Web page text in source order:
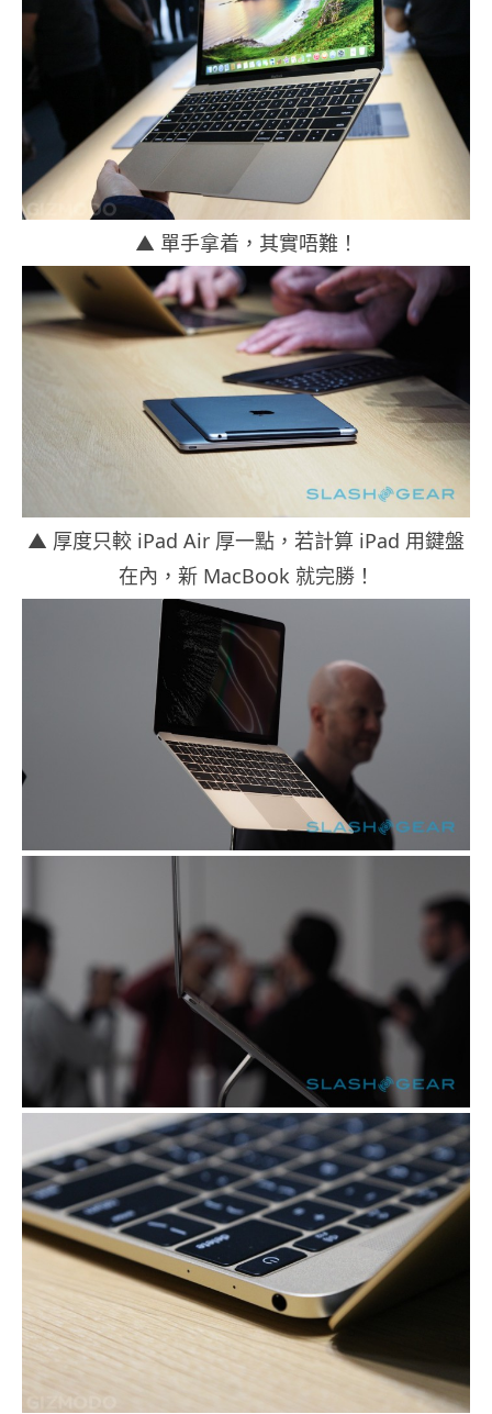
▲ 單手拿着，其實唔難！
▲ 厚度只較 iPad Air 厚一點，若計算 iPad 用鍵盤
在內，新 MacBook 就完勝！